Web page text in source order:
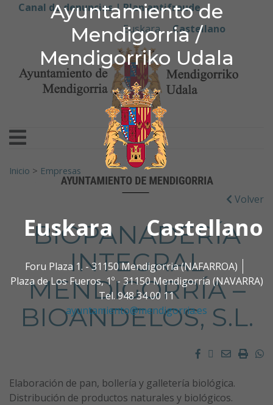
Ayuntamiento de
Mendigorria /
Mendigorriko Udala
Euskara Castellano
Foru Plaza 1. - 31150 Mendigorria (NAFARROA)
Plaza de Los Fueros, 1º - 31150 Mendigorria (NAVARRA)
Tel. 948 34 00 11
ayuntamiento@mendigorria.es
Ir al contenido
Ayuntamiento de
Canal de denuncias | Plan antifraude
Euskara
Castellano
Buscar:
Inicio > Empresas
Volver
BIOPANADERÍA
INTEGRAL
MENDIGORRÍA –
BIOANDELOS, S.L.
Facebook
Twitter
Email
Elaboración de pan, bollería y galletería biológica.
Distribución de productos naturales y biológicos.